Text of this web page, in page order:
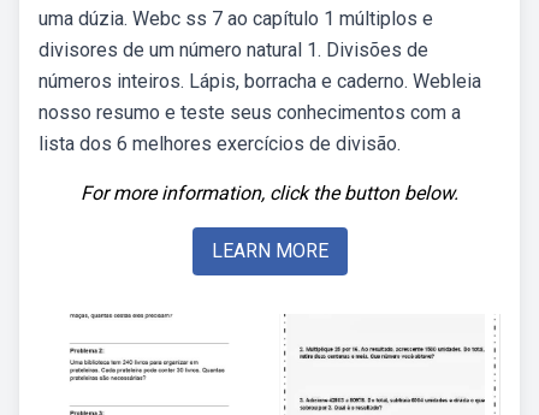
uma dúzia. Webc ss 7 ao capítulo 1 múltiplos e
divisores de um número natural 1. Divisões de
números inteiros. Lápis, borracha e caderno. Webleia
nosso resumo e teste seus conhecimentos com a
lista dos 6 melhores exercícios de divisão.
For more information, click the button below.
LEARN MORE